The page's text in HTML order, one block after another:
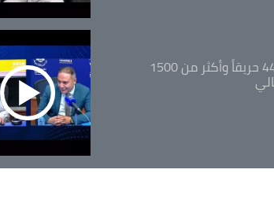
المدير العام للغابات: 445 حريقاً وأكثر من 1500